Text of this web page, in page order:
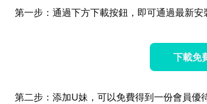
第一步：通過下方下載按鈕，即可通過最新安
下載免
第二步：添加U妹，可以免費得到一份會員優